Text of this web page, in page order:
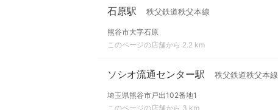
石原駅 秩父鉄道秩父本線
熊谷市大字石原
このページの店舗から 2.2 km
ソシオ流通センター駅 秩父鉄道秩父本線
埼玉県熊谷市戸出102番地1
このページの店舗から 3 km